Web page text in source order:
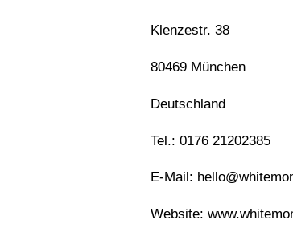
Klenzestr. 38
80469 München
Deutschland
Tel.: 0176 21202385
E-Mail:
Website: